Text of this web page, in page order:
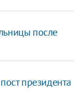
после
президента